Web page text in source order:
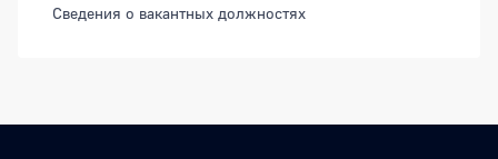
Сведения о вакантных должностях